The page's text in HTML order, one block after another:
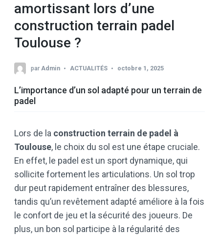
amortissant lors d’une
construction terrain padel
Toulouse ?
par Admin ACTUALITÉS octobre 1, 2025
L’importance d’un sol adapté pour un terrain de
padel
Lors de la construction terrain de padel à
Toulouse, le choix du sol est une étape cruciale.
En effet, le padel est un sport dynamique, qui
sollicite fortement les articulations. Un sol trop
dur peut rapidement entraîner des blessures,
tandis qu’un revêtement adapté améliore à la fois
le confort de jeu et la sécurité des joueurs. De
plus, un bon sol participe à la régularité des